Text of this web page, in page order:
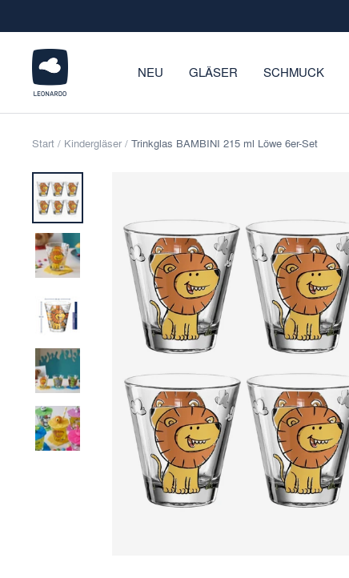
zum
NEU GLÄSER SCHMUCK
LEONARDO
Onlineshop
Start Kindergläser Trinkglas BAMBINI 215 ml Löwe 6er-Set
Zurück